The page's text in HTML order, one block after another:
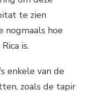
te zien
nogmaals hoe
is.
enkele van de
zoals de tapir